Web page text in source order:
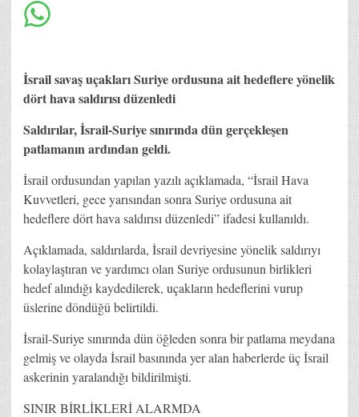
İsrail savaş uçakları Suriye ordusuna ait hedeflere yönelik
dört hava saldırısı düzenledi
Saldırılar, İsrail-Suriye sınırında dün gerçekleşen
patlamanın ardından geldi.
İsrail ordusundan yapılan yazılı açıklamada, “İsrail Hava
Kuvvetleri, gece yarısından sonra Suriye ordusuna ait
hedeflere dört hava saldırısı düzenledi” ifadesi kullanıldı.
Açıklamada, saldırılarda, İsrail devriyesine yönelik saldırıyı
kolaylaştıran ve yardımcı olan Suriye ordusunun birlikleri
hedef alındığı kaydedilerek, uçakların hedeflerini vurup
üslerine döndüğü belirtildi.
İsrail-Suriye sınırında dün öğleden sonra bir patlama meydana
gelmiş ve olayda İsrail basınında yer alan haberlerde üç İsrail
askerinin yaralandığı bildirilmişti.
SINIR BİRLİKLERİ ALARMDA